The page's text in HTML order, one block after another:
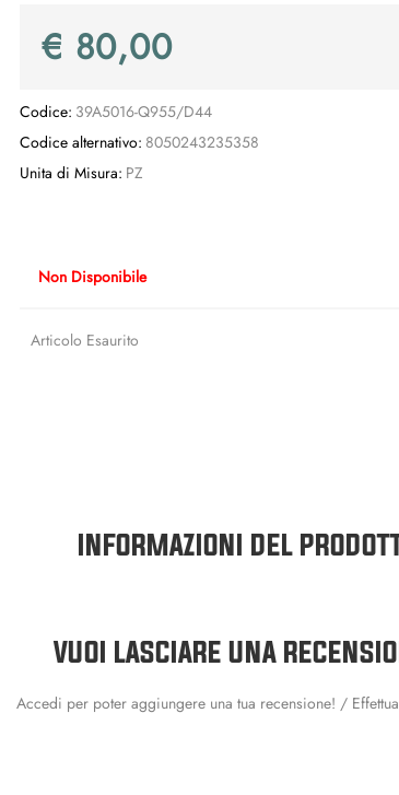
€ 80,00
Codice: 39A5016-Q955/D44
Codice alternativo: 8050243235358
Unita di Misura: PZ
Non Disponibile
Articolo Esaurito
INFORMAZIONI DEL
VUOI LASCIARE UNA
Accedi per poter aggiungere una tua recensione! /